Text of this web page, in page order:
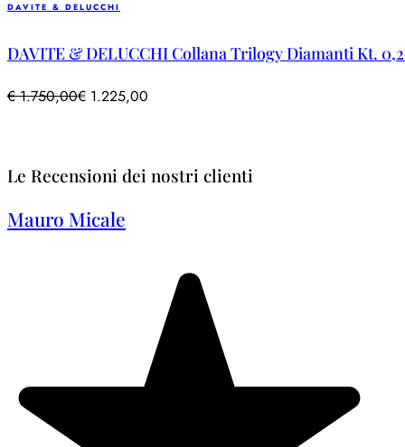
DAVITE & DELUCCHI
DAVITE & DELUCCHI Collana Trilogy Diamanti Kt.
€1.750,00€ 1.225,00
Le Recensioni dei nostri clienti
Mauro Micale